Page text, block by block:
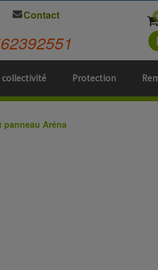
collectivité Protection
Contact
panneau Aréna